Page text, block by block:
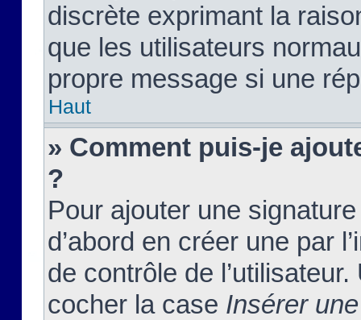
discrète exprimant la
que les utilisateurs
propre message si une
Haut
» Comment puis-je
?
Pour ajouter une
d’abord en créer une par
de contrôle de
cocher la case Insérer